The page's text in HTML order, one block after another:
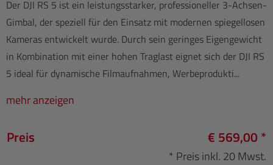
Der DJI RS 5 ist ein leistungsstarker, professioneller 3-Achsen-
Gimbal, der speziell für den Einsatz mit modernen spiegellosen
Kameras entwickelt wurde. Durch sein geringes Eigengewicht
in Kombination mit einer hohen Traglast eignet sich der DJI RS
5 ideal für dynamische Filmaufnahmen, Werbeprodukti...
mehr anzeigen
Preis € 569,00 *
* Preis inkl. 20 Mwst.